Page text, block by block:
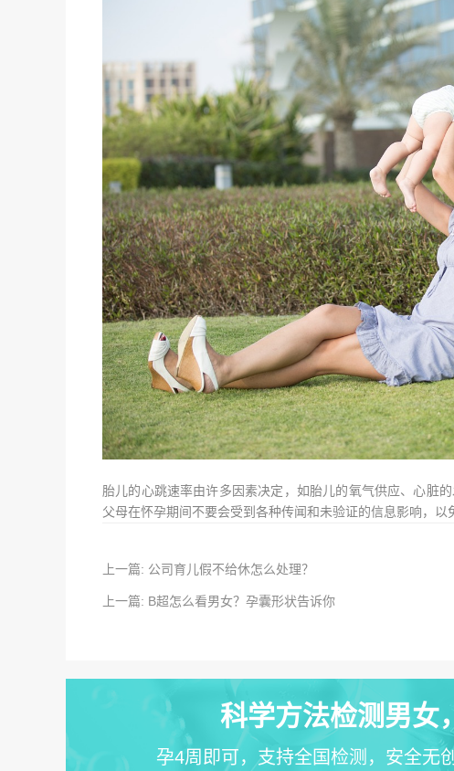
胎儿的心跳速率由许多因素决定，如胎儿的氧气供应、心脏
父母在怀孕期间不要会受到各种传闻和未验证的信息影响，以
上一篇: 公司育儿假不给休怎么处理？
上一篇: B超怎么看男女？孕囊形状告诉你
科学方法检测男女
孕4周即可，支持全国检测，安全无